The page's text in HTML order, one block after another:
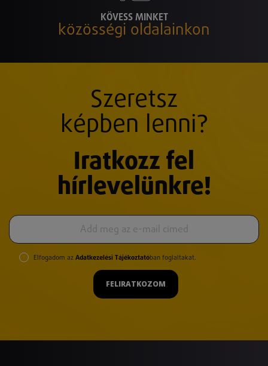
KÖVESS MINKET
közösségi oldalainkon
Szeretsz
képben lenni?
Iratkozz fel
hírlevelünkre!
Elfogadom az Adatkezelési Tájékoztatóban foglaltakat.
FELIRATKOZOM